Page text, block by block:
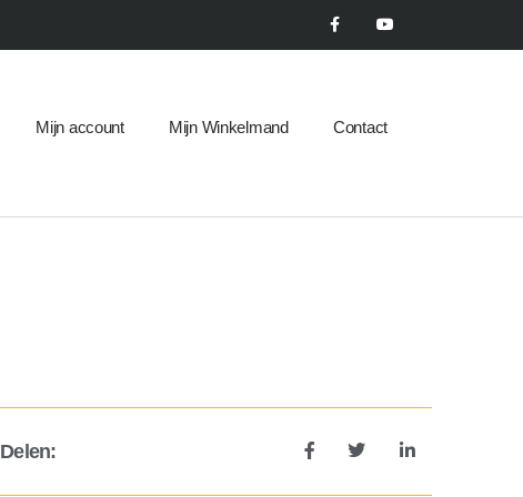
Mijn account Mijn Winkelmand Contact
Delen: